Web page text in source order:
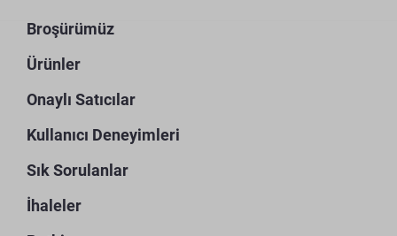
Broşürümüz
Ürünler
Onaylı Satıcılar
Kullanıcı Deneyimleri
Sık Sorulanlar
İhaleler